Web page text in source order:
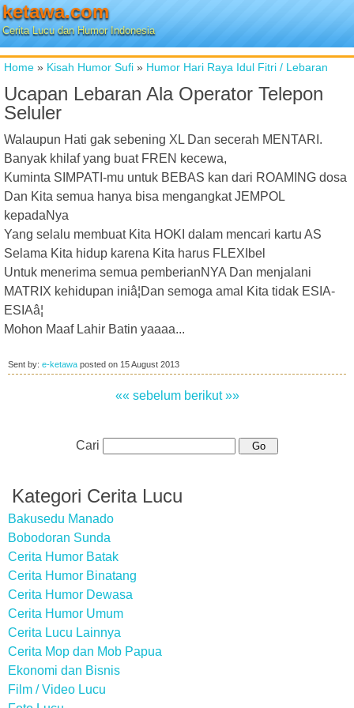
ketawa.com
Cerita Lucu dan Humor Indonesia
Home » Kisah Humor Sufi » Humor Hari Raya Idul Fitri / Lebaran
Ucapan Lebaran Ala Operator Telepon
Seluler
Walaupun Hati gak sebening XL Dan secerah MENTARI.
Banyak khilaf yang buat FREN kecewa,
Kuminta SIMPATI-mu untuk BEBAS kan dari ROAMING dosa
Dan Kita semua hanya bisa mengangkat JEMPOL
kepadaNya
Yang selalu membuat Kita HOKI dalam mencari kartu AS
Selama Kita hidup karena Kita harus FLEXIbel
Untuk menerima semua pemberianNYA Dan menjalani
MATRIX kehidupan iniâ¦Dan semoga amal Kita tidak ESIA-
ESIAâ¦
Mohon Maaf Lahir Batin yaaaa...
Sent by: e-ketawa posted on 15 August 2013
«« sebelum berikut »»
Cari
Kategori Cerita Lucu
Bakusedu Manado
Bobodoran Sunda
Cerita Humor Batak
Cerita Humor Binatang
Cerita Humor Dewasa
Cerita Humor Umum
Cerita Lucu Lainnya
Cerita Mop dan Mob Papua
Ekonomi dan Bisnis
Film / Video Lucu